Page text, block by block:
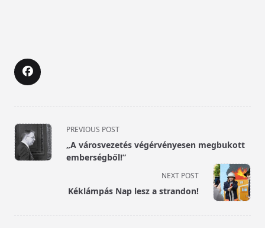
<span
class="nav-
subtitle
PREVIOUS POST
„A városvezetés végérvényesen megbukott
emberségből!”
NEXT POST
Kéklámpás Nap lesz a strandon!